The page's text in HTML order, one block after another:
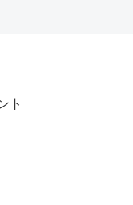
ト